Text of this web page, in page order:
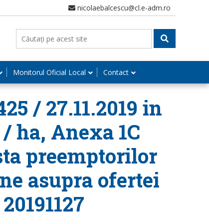
nicolaebalcescu@cl.e-adm.ro
Monitorul Oficial Local Contact
/ 27.11.2019 in
ha, Anexa 1C
preemptorilor
asupra ofertei